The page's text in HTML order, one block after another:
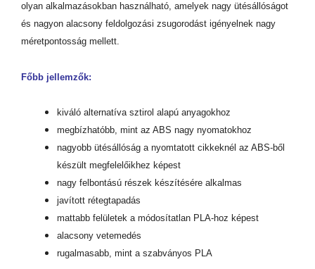
olyan alkalmazásokban használható, amelyek nagy ütésállóságot
és nagyon alacsony feldolgozási zsugorodást igényelnek nagy
méretpontosság mellett.
Főbb jellemzők:
kiváló alternatíva sztirol alapú anyagokhoz
megbízhatóbb, mint az ABS nagy nyomatokhoz
nagyobb ütésállóság a nyomtatott cikkeknél az ABS-ből
készült megfelelőikhez képest
nagy felbontású részek készítésére alkalmas
javított rétegtapadás
mattabb felületek a módosítatlan PLA-hoz képest
alacsony vetemedés
rugalmasabb, mint a szabványos PLA